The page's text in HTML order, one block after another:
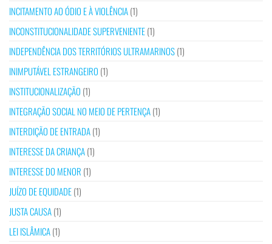
INCITAMENTO AO ÓDIO E À VIOLÊNCIA(1)
INCONSTITUCIONALIDADE SUPERVENIENTE(1)
INDEPENDÊNCIA DOS TERRITÓRIOS ULTRAMARINOS(1)
INIMPUTÁVEL ESTRANGEIRO (1)
INSTITUCIONALIZAÇÃO (1)
INTEGRAÇÃO SOCIAL NO MEIO DE PERTENÇA(1)
INTERDIÇÃO DE ENTRADA(1)
INTERESSE DA CRIANÇA(1)
INTERESSE DO MENOR (1)
JUÍZO DE EQUIDADE(1)
JUSTA CAUSA(1)
LEI ISLÂMICA(1)